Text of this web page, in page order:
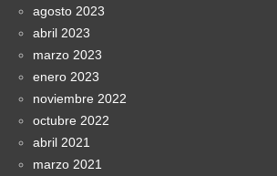
agosto 2023
abril 2023
marzo 2023
enero 2023
noviembre 2022
octubre 2022
abril 2021
marzo 2021